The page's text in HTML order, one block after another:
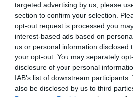
targeted advertising by us, please
section to confirm your selection.
opt-out request is processed you
interest-based ads based on
us or personal information disclosed
your opt-out. You may separately
disclosure of your personal
IAB’s list of downstream
also be disclosed by us to third
Hirdetés